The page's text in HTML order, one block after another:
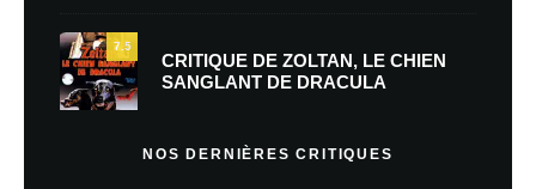
7.5
CRITIQUE DE ZOLTAN, LE CHIEN
SANGLANT DE DRACULA
NOS DERNIÈRES CRITIQUES